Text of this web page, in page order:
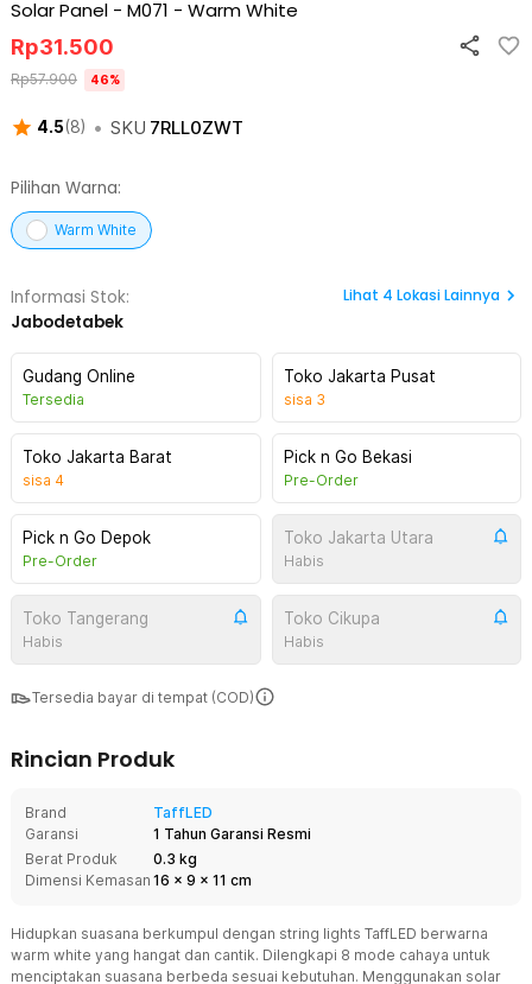
Solar Panel - M071 - Warm White
4.5(8) • SKU 7RLL0ZWT
Rp31.500
Rp57.900 46%
Pilihan Warna:
Warm White
Informasi Stok:
Jabodetabek
Lihat 4 Lokasi Lainnya
Gudang Online
Tersedia
Toko Jakarta Pusat
sisa 3
Toko Jakarta Barat
sisa 4
Pick n Go Bekasi
Pre-Order
Pick n Go Depok
Pre-Order
Toko Jakarta Utara
Habis
Toko Tangerang
Habis
Toko Cikupa
Habis
Tersedia bayar di tempat (COD)
Rincian Produk
Brand
TaffLED
Garansi
1 Tahun Garansi Resmi
Berat Produk
0.3 kg
Dimensi Kemasan 16 x 9 x 11 cm
Hidupkan suasana berkumpul dengan string lights TaffLED berwarna
warm white yang hangat dan cantik. Dilengkapi 8 mode cahaya untuk
menciptakan suasana berbeda sesuai kebutuhan. Menggunakan solar